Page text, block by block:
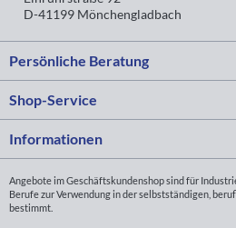
D-41199 Mönchengladbach
Persönliche Beratung
Shop-Service
Informationen
Angebote im Geschäftskundenshop sind für
Berufe zur Verwendung in der selbstständigen,
bestimmt.